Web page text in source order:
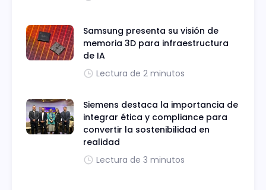
Samsung presenta su visión de
memoria 3D para infraestructura
de IA
Lectura de 2 minutos
Siemens destaca la importancia de
integrar ética y compliance para
convertir la sostenibilidad en
realidad
Lectura de 3 minutos